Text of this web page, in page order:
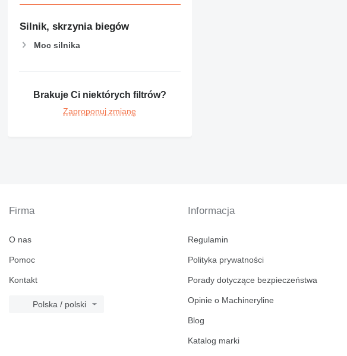
Silnik, skrzynia biegów
Moc silnika
Brakuje Ci niektórych filtrów?
Zaproponuj zmianę
Firma
O nas
Pomoc
Kontakt
Polska / polski
Informacja
Regulamin
Polityka prywatności
Porady dotyczące bezpieczeństwa
Opinie o Machineryline
Blog
Katalog marki